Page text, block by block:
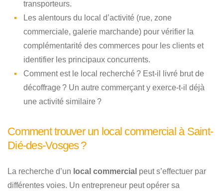
transporteurs.
Les alentours du local d’activité (rue, zone
commerciale, galerie marchande) pour vérifier la
complémentarité des commerces pour les clients et
identifier les principaux concurrents.
Comment est le local recherché ? Est-il livré brut de
décoffrage ? Un autre commerçant y exerce-t-il déjà
une activité similaire ?
Comment trouver un local commercial à Saint-
Dié-des-Vosges ?
La recherche d’un local commercial peut s’effectuer par
différentes voies. Un entrepreneur peut opérer sa